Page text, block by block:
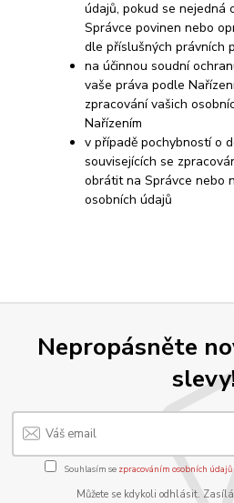
údajů, pokud se nejedná
Správce povinen nebo
dle příslušných právních
na účinnou soudní
vaše práva podle
zpracování vašich
Nařízením
v případě pochybností o
souvisejících se
obrátit na Správce nebo
osobních údajů
Nepropásněte
Souhlasím se zpracováním osobních údajů
Můžete se kdykoli odhlásit.